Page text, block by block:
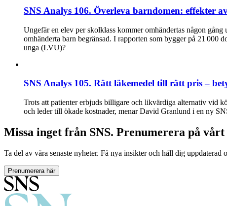
SNS Analys 106. Överleva barndomen: effekter
Ungefär en elev per skolklass kommer omhändertas någon
omhänderta barn begränsad. I rapporten som bygger på 21 000
unga (LVU)?
SNS Analys 105. Rätt läkemedel till rätt pris –
Trots att patienter erbjuds billigare och likvärdiga alternativ vid
och leder till ökade kostnader, menar David Granlund i en ny
Missa inget från SNS. Prenumerera på
Ta del av våra senaste nyheter. Få nya insikter och håll dig uppdaterad
Prenumerera här